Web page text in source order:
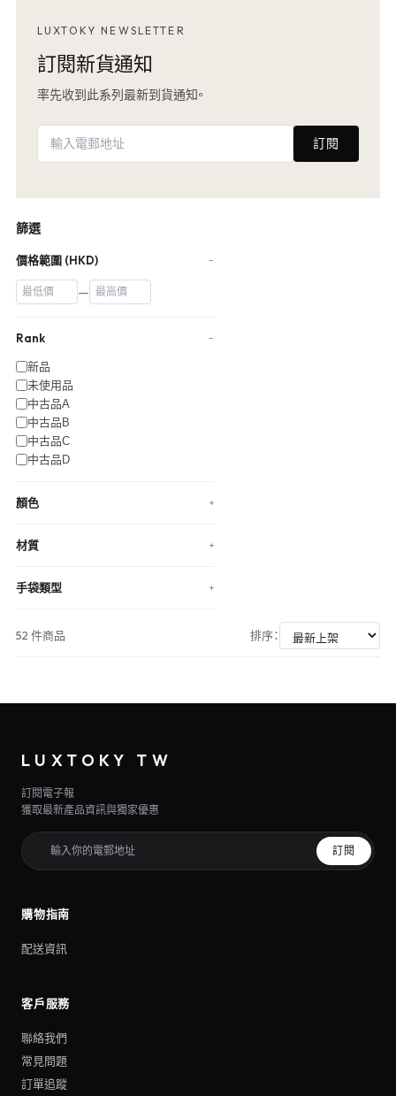
LUXTOKY NEWSLETTER
訂閱新貨通知
率先收到此系列最新到貨通知。
訂閱
篩選
價格範圍 (HKD) −
—
Rank −
新品
未使用品
中古品A
中古品B
中古品C
中古品D
顏色 +
材質 +
手袋類型 +
52 件商品 排序：
LUXTOKY TW
訂閱電子報
獲取最新產品資訊與獨家優惠
訂閱
購物指南
配送資訊
客戶服務
聯絡我們
常見問題
訂單追蹤